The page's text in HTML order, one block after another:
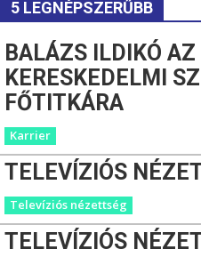
5 LEGNÉPSZERŰBB
BALÁZS ILDIKÓ AZ
KERESKEDELMI
FŐTITKÁRA
Karrier
TELEVÍZIÓS
Televíziós nézettség
TELEVÍZIÓS